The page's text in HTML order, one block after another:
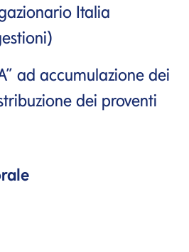
Italia
ad accumulazione dei
dei proventi